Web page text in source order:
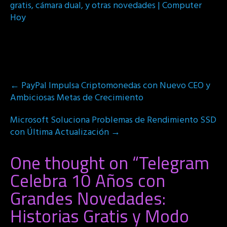
gratis, cámara dual, y otras novedades | Computer
Hoy
Post
navigation
← PayPal Impulsa Criptomonedas con Nuevo CEO y
Ambiciosas Metas de Crecimiento
Microsoft Soluciona Problemas de Rendimiento SSD
con Última Actualización →
One thought on “Telegram
Celebra 10 Años con
Grandes Novedades:
Historias Gratis y Modo